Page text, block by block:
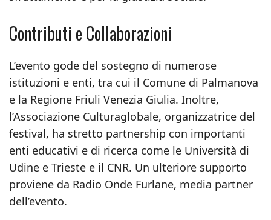
Contributi e Collaborazioni
L’evento gode del sostegno di numerose
istituzioni e enti, tra cui il Comune di Palmanova
e la Regione Friuli Venezia Giulia. Inoltre,
l’Associazione Culturaglobale, organizzatrice del
festival, ha stretto partnership con importanti
enti educativi e di ricerca come le Università di
Udine e Trieste e il CNR. Un ulteriore supporto
proviene da Radio Onde Furlane, media partner
dell’evento.